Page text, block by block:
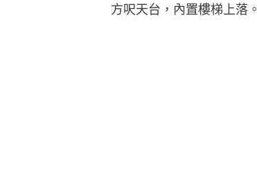
方呎天台，內置樓梯上落。